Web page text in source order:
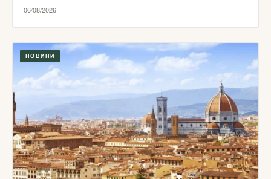
06/08/2026
НОВИНИ